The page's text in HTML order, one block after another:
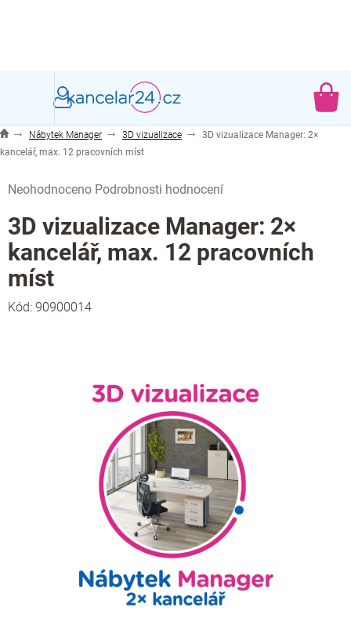
Nábytek Manager 3D vizualizace
3D vizualizace Manager: 2×
kancelář, max. 12 pracovních míst
hodnocení
produktu
je
0,0
z
5
hvězdiček.
Neohodnoceno Podrobnosti hodnocení
3D vizualizace Manager: 2×
kancelář, max. 12 pracovních
míst
Kód: 90900014